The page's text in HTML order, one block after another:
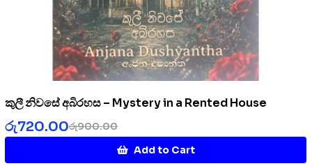
කුලී නිවසේ අබිරහස – Mystery in a Rented House
රු900.00
රු720.00
Add to Cart